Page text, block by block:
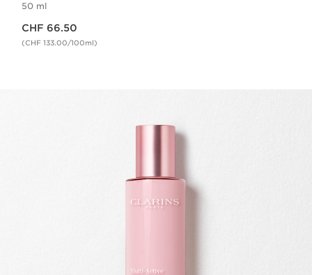
50 ml
CHF 66.50
(CHF 133.00/100ml)